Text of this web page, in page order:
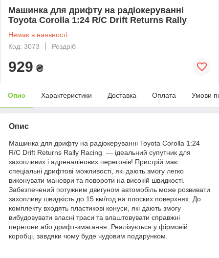
Машинка для дрифту на радіокеруванні
Toyota Corolla 1:24 R/C Drift Returns Rally
Немає в наявності
Код: 3073
Роздріб
929 ₴
Опис Характеристики Доставка Оплата Умови
Опис
Машинка для дрифту на радіокеруванні Toyota Corolla 1:24
R/C Drift Returns Rally Racing — ідеальний супутник для
захопливих і адреналінових перегонів! Пристрій має
спеціальні дрифтові можливості, які дають змогу легко
виконувати маневри та повороти на високій швидкості.
Забезпечений потужним двигуном автомобіль може розвивати
захопливу швидкість до 15 км/год на плоских поверхнях. До
комплекту входять пластикові конуси, які дають змогу
вибудовувати власні траси та влаштовувати справжні
перегони або дрифт-змагання. Реалізується у фірмовій
коробці, завдяки чому буде чудовим подарунком.